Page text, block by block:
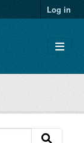
Log in